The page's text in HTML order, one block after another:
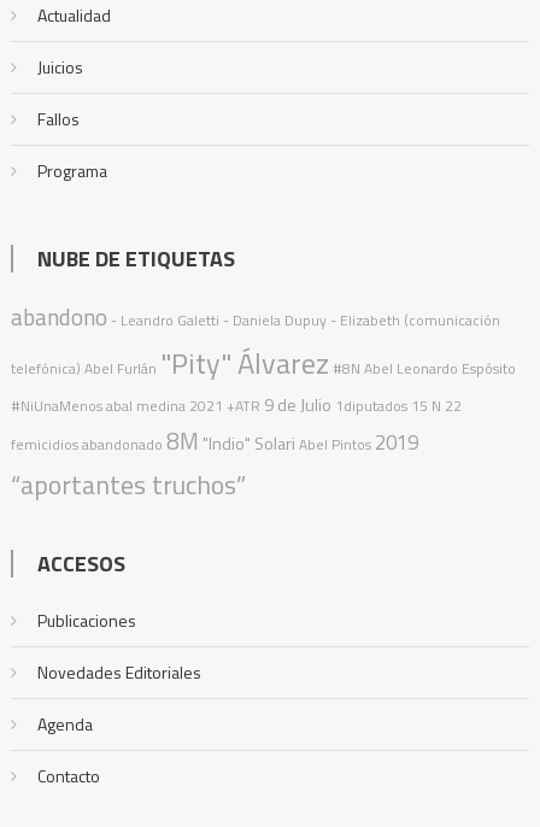
Actualidad
Juicios
Fallos
Programa
NUBE DE ETIQUETAS
abandono - Leandro Galetti - Daniela Dupuy - Elizabeth (comunicación
telefónica) Abel Furlán "Pity" Álvarez #8N Abel Leonardo Espósito
#NiUnaMenosabal medina 2021 +ATR 9 de Julio 1diputados 15 N 22
femicidiosabandonado 8M "Indio" Solari Abel Pintos 2019
“aportantes truchos”
ACCESOS
Publicaciones
Novedades Editoriales
Agenda
Contacto